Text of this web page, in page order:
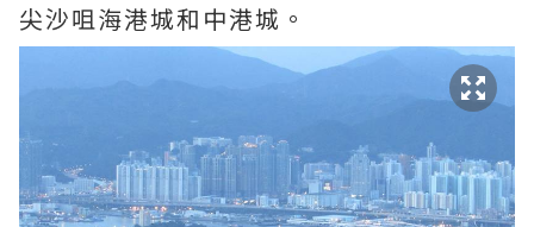
尖沙咀海港城和中港城。